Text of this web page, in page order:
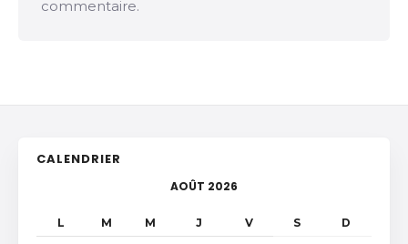
commentaire.
CALENDRIER
AOÛT 2026
L M M J V S D